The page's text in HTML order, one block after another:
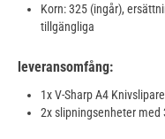
Korn: 325 (ingår),
tillgängliga
leveransomfång:
1x V-Sharp A4 Knivslipare
2x slipningsenheter med